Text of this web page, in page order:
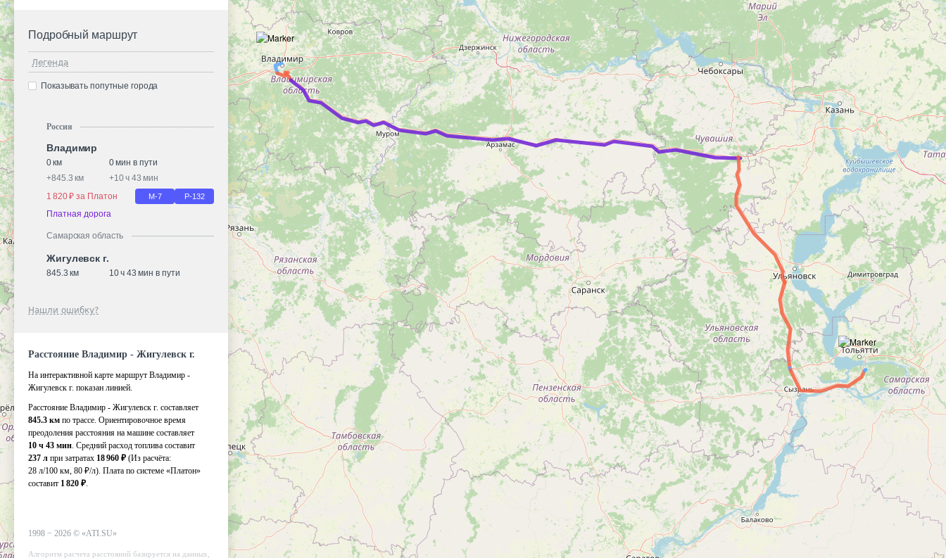
Подробный маршрут
Легенда
Показывать попутные города
Россия
Владимир
0 км
0 мин в пути
+845.3 км +10 ч 43 мин
1 820 ₽ за Платон
М-7 Р-132
Платная дорога
Самарская область
Жигулевск г.
845.3 км 10 ч 43 мин в пути
Нашли ошибку?
Расстояние Владимир - Жигулевск г.
На интерактивной карте маршрут Владимир -
Жигулевск г. показан линией.
Расстояние Владимир - Жигулевск г. составляет
845.3 км по трассе. Ориентировочное время
преодоления расстояния на машине составляет
10 ч 43 мин. Средний расход топлива составит
237 л при затратах 18 960 ₽ (Из расчёта:
28 л/100 км, 80 ₽/л). Плата по системе «Платон»
составит 1 820 ₽.
1998 − 2026 © «ATI.SU»
Алгоритм расчета расстояний базируется на данных,